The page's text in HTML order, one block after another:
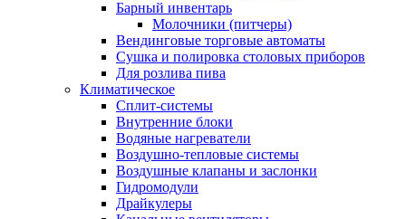
Барный инвентарь
Молочники (питчеры)
Вендинговые торговые автоматы
Сушка и полировка столовых приборов
Для розлива пива
Климатическое
Сплит-системы
Внутренние блоки
Водяные нагреватели
Воздушно-тепловые системы
Воздушные клапаны и заслонки
Гидромодули
Драйкулеры